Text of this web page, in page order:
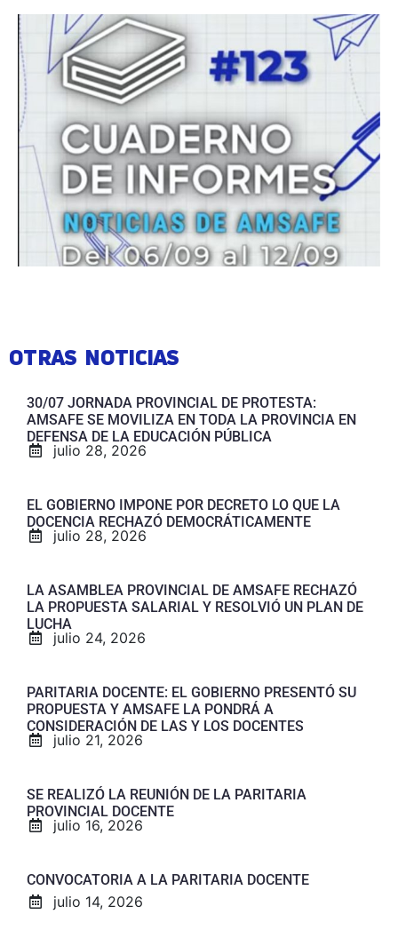
OTRAS NOTICIAS
30/07 JORNADA PROVINCIAL DE PROTESTA:
AMSAFE SE MOVILIZA EN TODA LA PROVINCIA EN
DEFENSA DE LA EDUCACIÓN PÚBLICA
julio 28, 2026
EL GOBIERNO IMPONE POR DECRETO LO QUE LA
DOCENCIA RECHAZÓ DEMOCRÁTICAMENTE
julio 28, 2026
LA ASAMBLEA PROVINCIAL DE AMSAFE RECHAZÓ
LA PROPUESTA SALARIAL Y RESOLVIÓ UN PLAN DE
LUCHA
julio 24, 2026
PARITARIA DOCENTE: EL GOBIERNO PRESENTÓ SU
PROPUESTA Y AMSAFE LA PONDRÁ A
CONSIDERACIÓN DE LAS Y LOS DOCENTES
julio 21, 2026
SE REALIZÓ LA REUNIÓN DE LA PARITARIA
PROVINCIAL DOCENTE
julio 16, 2026
CONVOCATORIA A LA PARITARIA DOCENTE
julio 14, 2026